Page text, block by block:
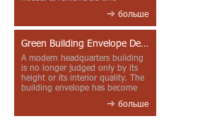
больше
Green Building Envelope Design: Clay Sunscreen Fins for Modern Headquarters Architecture
A modern headquarters building
is no longer judged only by its
height or its interior quality. The
building envelope has become
больше